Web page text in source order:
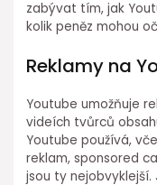
zabývat tím, jak
kolik peněz mohou
Reklamy na
Youtube umožňuje
videích tvůrců
Youtube používá,
reklam, sponsored
jsou ty